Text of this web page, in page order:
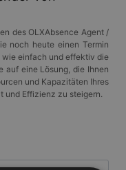
des OLXAbsence Agent /
noch heute einen Termin
einfach und effektiv die
auf eine Lösung, die Ihnen
und Kapazitäten Ihres
und Effizienz zu steigern.